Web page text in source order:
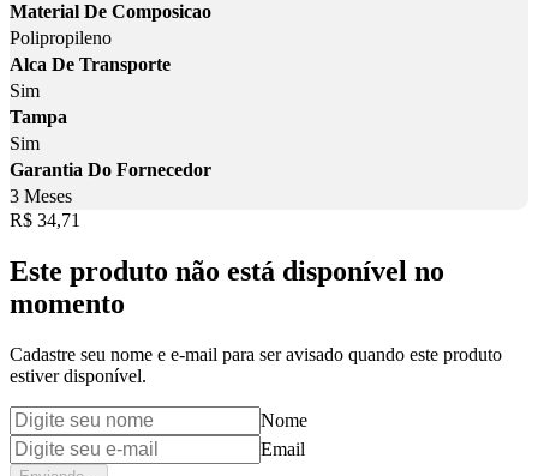
Material De Composicao
Polipropileno
Alca De Transporte
Sim
Tampa
Sim
Garantia Do Fornecedor
3 Meses
Price:
R$ 34,71
Este produto não está disponível no
momento
Cadastre seu nome e e-mail para ser avisado quando este produto
estiver disponível.
Nome
Email